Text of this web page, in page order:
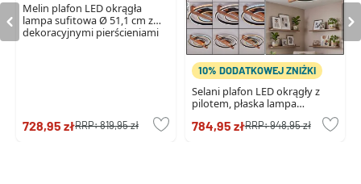
Melin plafon LED okrągła
lampa sufitowa Ø 51,1 cm z
dekoracyjnymi pierścieniami
728,95 złRRP:819,95 zł
10% DODATKOWEJ ZNIŻKI
Selani plafon LED okrągły z
pilotem, płaska lampa
784,95 złRRP:948,95 zł